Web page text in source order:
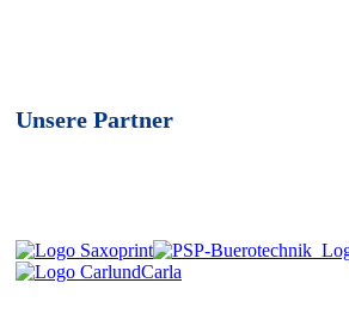
Unsere Partner